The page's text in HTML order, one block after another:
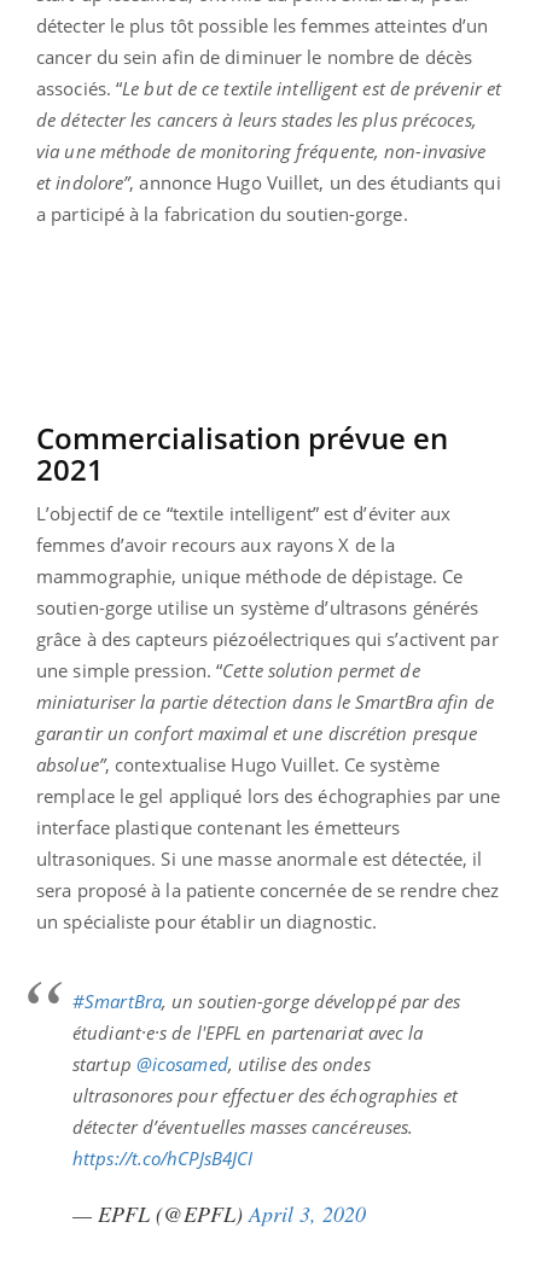
détecter le plus tôt possible les femmes atteintes d’un
cancer du sein afin de diminuer le nombre de décès
associés. “Le but de ce textile intelligent est de prévenir et
de détecter les cancers à leurs stades les plus précoces,
via une méthode de monitoring fréquente, non-invasive
et indolore”, annonce Hugo Vuillet, un des étudiants qui
a participé à la fabrication du soutien-gorge.
Commercialisation prévue en
2021
L’objectif de ce “textile intelligent” est d’éviter aux
femmes d’avoir recours aux rayons X de la
mammographie, unique méthode de dépistage. Ce
soutien-gorge utilise un système d’ultrasons générés
grâce à des capteurs piézoélectriques qui s’activent par
une simple pression. “Cette solution permet de
miniaturiser la partie détection dans le SmartBra afin de
garantir un confort maximal et une discrétion presque
absolue”, contextualise Hugo Vuillet. Ce système
remplace le gel appliqué lors des échographies par une
interface plastique contenant les émetteurs
ultrasoniques. Si une masse anormale est détectée, il
sera proposé à la patiente concernée de se rendre chez
un spécialiste pour établir un diagnostic.
#SmartBra, un soutien-gorge développé par des
étudiant·e·s de l'EPFL en partenariat avec la
startup @icosamed, utilise des ondes
ultrasonores pour effectuer des échographies et
détecter d’éventuelles masses cancéreuses.
https://t.co/hCPJsB4JCI
— EPFL (@EPFL)April 3, 2020